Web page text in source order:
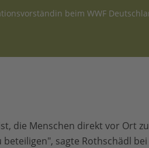
beim WWF
die Menschen direkt vor Ort
sagte Rothschädl